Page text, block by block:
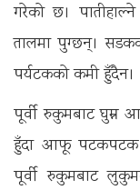
गरेको छ।
तालमा पुग्छन्।
पर्यटकको कमी हुँदैन।
पूर्वी रुकुमबाट
हुँदा आफू पटकपटक
पूर्वी रुकुमबाट